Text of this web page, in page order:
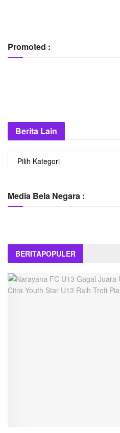
Promoted :
Berita Lain
Berita
Media Bela Negara :
BERITAPOPULER